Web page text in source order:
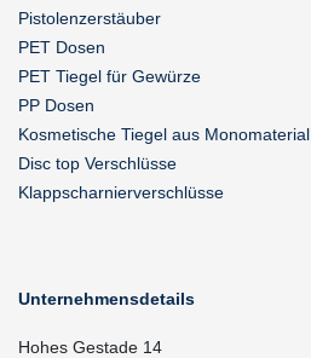
Pistolenzerstäuber
PET Dosen
PET Tiegel für Gewürze
PP Dosen
Kosmetische Tiegel aus Monomaterial
Disc top Verschlüsse
Klappscharnierverschlüsse
Unternehmensdetails
Hohes Gestade 14